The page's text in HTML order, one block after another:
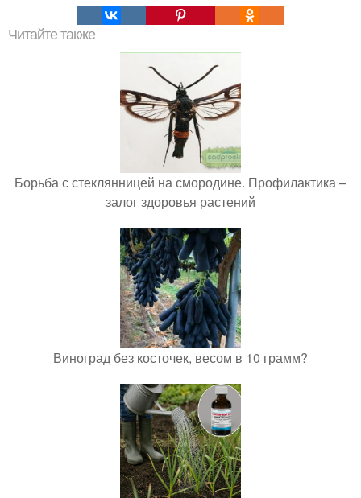
Читайте также
Борьба с стеклянницей на смородине. Профилактика –
залог здоровья растений
Виноград без косточек, весом в 10 грамм?